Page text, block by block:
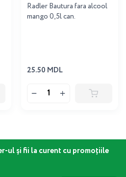
Radler Bautura fara alcool
mango 0,5l can.
25.50 MDL
ul și fii la curent cu promoțiile